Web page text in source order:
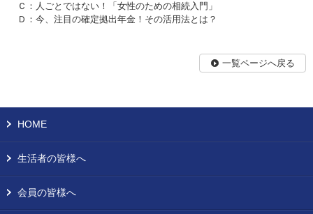
Ｃ：人ごとではない！「女性のための相続入門」
Ｄ：今、注目の確定拠出年金！その活用法とは？
一覧ページへ戻る
HOME
生活者の皆様へ
会員の皆様へ